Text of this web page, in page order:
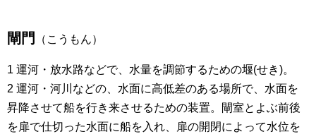
閘門 （こうもん）
1 運河・放水路などで、水量を調節するための堰(せき)。
2 運河・河川などの、水面に高低差のある場所で、水面を
昇降させて船を行き来させるための装置。閘室とよぶ前後
を扉で仕切った水面に船を入れ、扉の開閉によって水位を